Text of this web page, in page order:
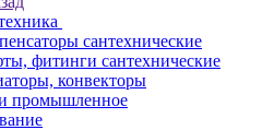
сантехнические
фитинги сантехнические
конвекторы
промышленное